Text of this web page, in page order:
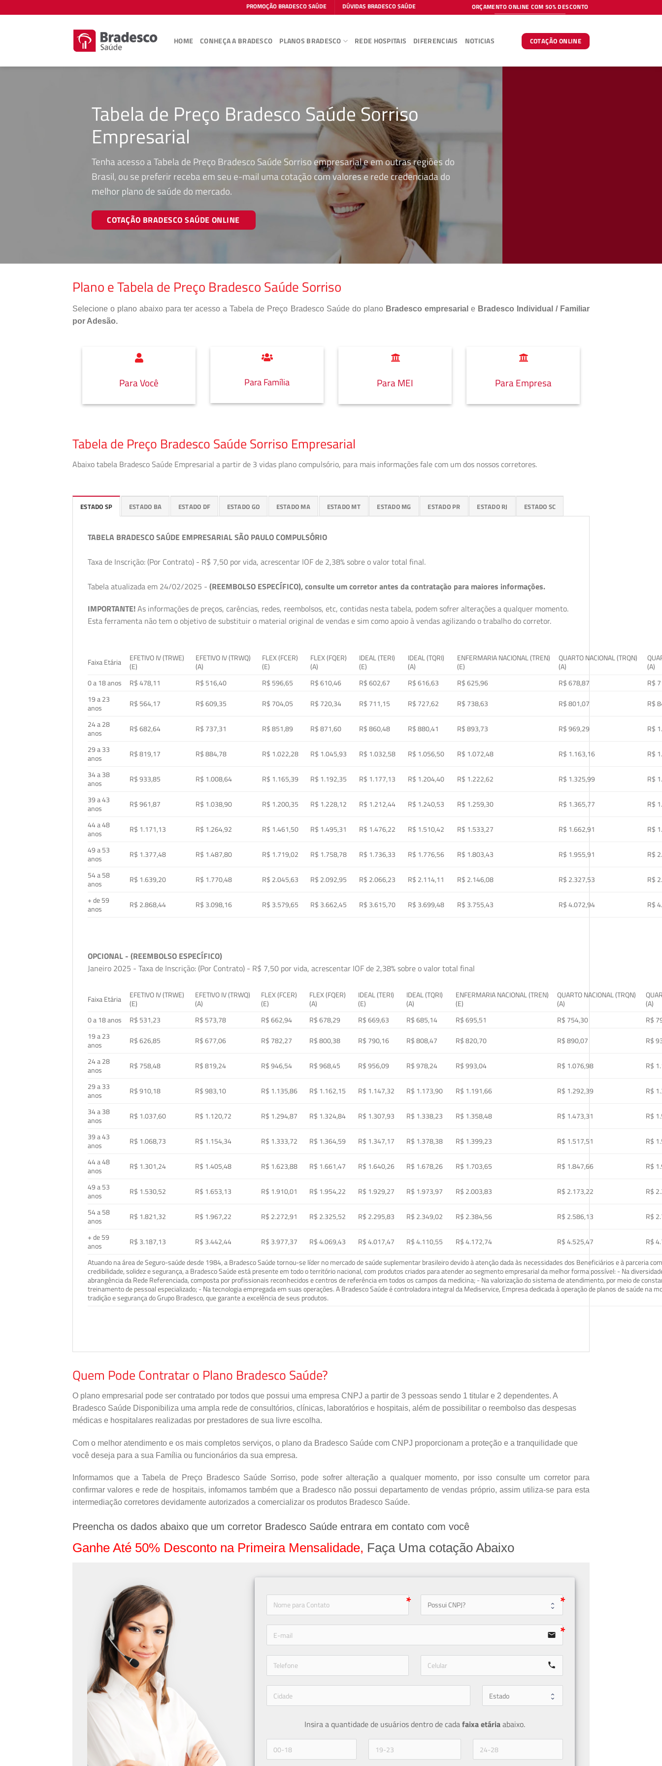
to
PROMOÇÃO BRADESCO SAÚDE DÚVIDAS BRADESCO SAÚDE ORÇAMENTO ONLINE COM 50% DESCONTO
HOME CONHEÇA A BRADESCO PLANOS BRADESCO REDE HOSPITAIS DIFERENCIAIS NOTICIAS COTAÇÃO ONLINE
Tabela de Preço Bradesco Saúde Sorriso
Empresarial
Tenha acesso a Tabela de Preço Bradesco Saúde Sorriso empresarial e em outras regiões do
Brasil, ou se preferir receba em seu e-mail uma cotação com valores e rede credenciada do
melhor plano de saúde do mercado.
COTAÇÃO BRADESCO SAÚDE ONLINE
Plano e Tabela de Preço Bradesco Saúde Sorriso
Selecione o plano abaixo para ter acesso a Tabela de Preço Bradesco Saúde do plano Bradesco empresarial e Bradesco Individual / Familiar
por Adesão.
Para Você Para Família Para MEI Para Empresa
Tabela de Preço Bradesco Saúde Sorriso Empresarial
Abaixo tabela Bradesco Saúde Empresarial a partir de 3 vidas plano compulsório, para mais informações fale com um dos nossos corretores.
ESTADO SP ESTADO BA ESTADO DF ESTADO GO ESTADO MA ESTADO MT ESTADO MG ESTADO PR ESTADO RJ ESTADO SC
TABELA BRADESCO SAÚDE EMPRESARIAL SÃO PAULO COMPULSÓRIO
Taxa de Inscrição: (Por Contrato) - R$ 7,50 por vida, acrescentar IOF de 2,38% sobre o valor total final.
Tabela atualizada em 24/02/2025 - (REEMBOLSO ESPECÍFICO), consulte um corretor antes da contratação para maiores informações.
IMPORTANTE!As informações de preços, carências, redes, reembolsos, etc, contidas nesta tabela, podem sofrer alterações a qualquer momento.
Esta ferramenta não tem o objetivo de substituir o material original de vendas e sim como apoio à vendas agilizando o trabalho do corretor.
Faixa Etária
EFETIVO IV (TRWE)
(E)
EFETIVO IV (TRWQ)
(A)
FLEX (FCER)
(E)
FLEX (FQER)
(A)
IDEAL (TERI)
(E)
IDEAL (TQRI)
(A)
ENFERMARIA NACIONAL (TREN)
(E)
QUARTO NACIONAL (TRQN)
(A)
(A)
0 a 18 anos
R$ 478,11 R$ 516,40 R$ 596,65 R$ 610,46 R$ 602,67 R$ 616,63 R$ 625,96 R$ 678,87
R$
19 a 23
anos
R$ 564,17 R$ 609,35 R$ 704,05 R$ 720,34 R$ 711,15 R$ 727,62 R$ 738,63 R$ 801,07
R$
24 a 28
anos
R$ 682,64 R$ 737,31 R$ 851,89 R$ 871,60 R$ 860,48 R$ 880,41 R$ 893,73 R$ 969,29
R$
29 a 33
anos
R$ 819,17 R$ 884,78 R$ 1.022,28 R$ 1.045,93 R$ 1.032,58 R$ 1.056,50 R$ 1.072,48 R$ 1.163,16
R$
34 a 38
anos
R$ 933,85 R$ 1.008,64 R$ 1.165,39 R$ 1.192,35 R$ 1.177,13 R$ 1.204,40 R$ 1.222,62 R$ 1.325,99
R$
39 a 43
anos
R$ 961,87 R$ 1.038,90 R$ 1.200,35 R$ 1.228,12 R$ 1.212,44 R$ 1.240,53 R$ 1.259,30 R$ 1.365,77
R$
44 a 48
anos
R$ 1.171,13 R$ 1.264,92 R$ 1.461,50 R$ 1.495,31 R$ 1.476,22 R$ 1.510,42 R$ 1.533,27 R$ 1.662,91
R$
49 a 53
anos
R$ 1.377,48 R$ 1.487,80 R$ 1.719,02 R$ 1.758,78 R$ 1.736,33 R$ 1.776,56 R$ 1.803,43 R$ 1.955,91
R$
54 a 58
anos
R$ 1.639,20 R$ 1.770,48 R$ 2.045,63 R$ 2.092,95 R$ 2.066,23 R$ 2.114,11 R$ 2.146,08 R$ 2.327,53
R$
+ de 59
anos
R$ 2.868,44 R$ 3.098,16 R$ 3.579,65 R$ 3.662,45 R$ 3.615,70 R$ 3.699,48 R$ 3.755,43 R$ 4.072,94 R$
OPCIONAL - (REEMBOLSO ESPECÍFICO)
Janeiro 2025 - Taxa de Inscrição: (Por Contrato) - R$ 7,50 por vida, acrescentar IOF de 2,38% sobre o valor total final
Faixa Etária
EFETIVO IV (TRWE)
(E)
EFETIVO IV (TRWQ)
(A)
FLEX (FCER)
(E)
FLEX (FQER)
(A)
IDEAL (TERI)
(E)
IDEAL (TQRI)
(A)
ENFERMARIA NACIONAL (TREN)
(E)
QUARTO NACIONAL (TRQN)
(A)
(A)
0 a 18 anos
R$ 531,23 R$ 573,78 R$ 662,94 R$ 678,29 R$ 669,63 R$ 685,14 R$ 695,51 R$ 754,30
R$
19 a 23
anos
R$ 626,85 R$ 677,06 R$ 782,27 R$ 800,38 R$ 790,16 R$ 808,47 R$ 820,70 R$ 890,07
R$
24 a 28
anos
R$ 758,48 R$ 819,24 R$ 946,54 R$ 968,45 R$ 956,09 R$ 978,24 R$ 993,04 R$ 1.076,98
R$
29 a 33
anos
R$ 910,18 R$ 983,10 R$ 1.135,86 R$ 1.162,15 R$ 1.147,32 R$ 1.173,90 R$ 1.191,66 R$ 1.292,39
R$
34 a 38
anos
R$ 1.037,60 R$ 1.120,72 R$ 1.294,87 R$ 1.324,84 R$ 1.307,93 R$ 1.338,23 R$ 1.358,48 R$ 1.473,31
R$
39 a 43
anos
R$ 1.068,73 R$ 1.154,34 R$ 1.333,72 R$ 1.364,59 R$ 1.347,17 R$ 1.378,38 R$ 1.399,23 R$ 1.517,51
R$
44 a 48
anos
R$ 1.301,24 R$ 1.405,48 R$ 1.623,88 R$ 1.661,47 R$ 1.640,26 R$ 1.678,26 R$ 1.703,65 R$ 1.847,66
R$
49 a 53
anos
R$ 1.530,52 R$ 1.653,13 R$ 1.910,01 R$ 1.954,22 R$ 1.929,27 R$ 1.973,97 R$ 2.003,83 R$ 2.173,22
R$
54 a 58
anos
R$ 1.821,32 R$ 1.967,22 R$ 2.272,91 R$ 2.325,52 R$ 2.295,83 R$ 2.349,02 R$ 2.384,56 R$ 2.586,13
R$
+ de 59
anos
R$ 3.187,13 R$ 3.442,44 R$ 3.977,37 R$ 4.069,43 R$ 4.017,47 R$ 4.110,55 R$ 4.172,74 R$ 4.525,47
R$
Atuando na área de Seguro-saúde desde 1984, a Bradesco Saúde tornou-se líder no mercado de saúde suplementar brasileiro devido à atenção dada às necessidades dos Beneficiários e à parceria
credibilidade, solidez e segurança, a Bradesco Saúde está presente em todo o território nacional, com produtos criados para atender ao segmento empresarial da melhor forma possível: - Na
abrangência da Rede Referenciada, composta por profissionais reconhecidos e centros de referência em todos os campos da medicina; - Na valorização do sistema de atendimento, por meio de
treinamento de pessoal especializado; - Na tecnologia empregada em suas operações. A Bradesco Saúde é controladora integral da Mediservice, Empresa dedicada à operação de planos de saúde na
tradição e segurança do Grupo Bradesco, que garante a excelência de seus produtos.
Quem Pode Contratar o Plano Bradesco Saúde?
O plano empresarial pode ser contratado por todos que possui uma empresa CNPJ a partir de 3 pessoas sendo 1 titular e 2 dependentes. A
Bradesco Saúde Disponibiliza uma ampla rede de consultórios, clínicas, laboratórios e hospitais, além de possibilitar o reembolso das despesas
médicas e hospitalares realizadas por prestadores de sua livre escolha.
Com o melhor atendimento e os mais completos serviços, o plano da Bradesco Saúde com CNPJ proporcionam a proteção e a tranquilidade que
você deseja para a sua Família ou funcionários da sua empresa.
Informamos que a Tabela de Preço Bradesco Saúde Sorriso, pode sofrer alteração a qualquer momento, por isso consulte um corretor para
confirmar valores e rede de hospitais, infomamos também que a Bradesco não possui departamento de vendas próprio, assim utiliza-se para esta
intermediação corretores devidamente autorizados a comercializar os produtos Bradesco Saúde.
Preencha os dados abaixo que um corretor Bradesco Saúde entrara em contato com você
Ganhe Até 50% Desconto na Primeira Mensalidade, Faça Uma cotação Abaixo
icon-user
email
icon-phone call
Insira a quantidade de usuários dentro de cada faixa etária abaixo.